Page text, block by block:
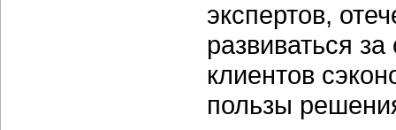
экспертов,
развиваться
клиентов
пользы